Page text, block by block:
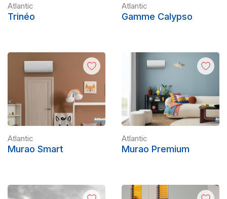
Atlantic
Trinéo
Atlantic
Gamme Calypso
Atlantic
Murao Smart
Atlantic
Murao Premium